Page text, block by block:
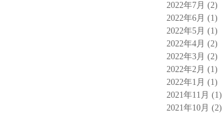
2022年7月 (2)
2022年6月 (1)
2022年5月 (1)
2022年4月 (2)
2022年3月 (2)
2022年2月 (1)
2022年1月 (1)
2021年11月 (1)
2021年10月 (2)